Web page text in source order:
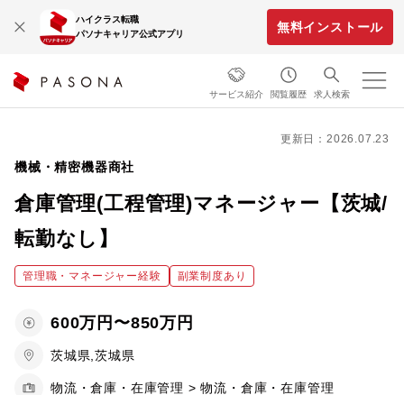
ハイクラス転職
パソナキャリア公式アプリ
無料インストール
サービス紹介 閲覧履歴 求人検索
更新日：2026.07.23
機械・精密機器商社
倉庫管理(工程管理)マネージャー【茨城/
転勤なし】
管理職・マネージャー経験 副業制度あり
600万円〜850万円
茨城県,茨城県
物流・倉庫・在庫管理 > 物流・倉庫・在庫管理